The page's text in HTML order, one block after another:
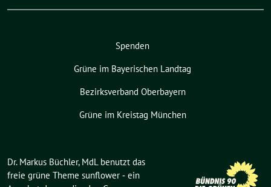
Spenden
Grüne im Bayerischen Landtag
Bezirksverband Oberbayern
Grüne im Kreistag München
Dr. Markus Büchler, MdL benutzt das
freie grüne Theme sunflower ‐ ein